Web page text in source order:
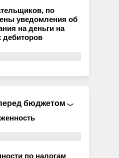
по
уведомления об
на деньги на
дебиторов
бюджетом
по налогам